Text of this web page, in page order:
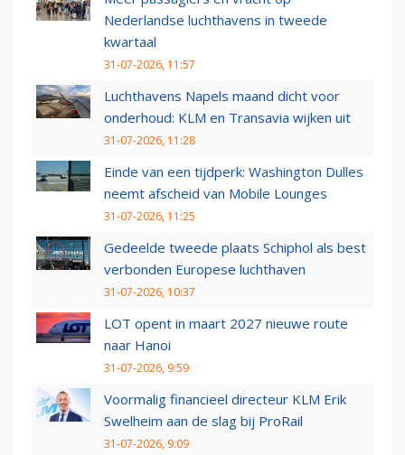
Nederlandse luchthavens in tweede
kwartaal
31-07-2026, 11:57
Luchthavens Napels maand dicht voor
onderhoud: KLM en Transavia wijken uit
31-07-2026, 11:28
Einde van een tijdperk: Washington Dulles
neemt afscheid van Mobile Lounges
31-07-2026, 11:25
Gedeelde tweede plaats Schiphol als best
verbonden Europese luchthaven
31-07-2026, 10:37
LOT opent in maart 2027 nieuwe route
naar Hanoi
31-07-2026, 9:59
Voormalig financieel directeur KLM Erik
Swelheim aan de slag bij ProRail
31-07-2026, 9:09